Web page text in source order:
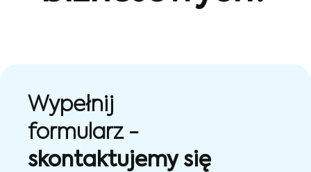
Wypełnij
formularz -
skontaktujemy się